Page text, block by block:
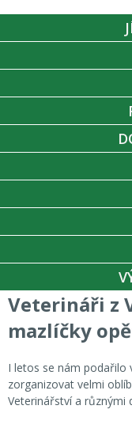
Veterináři z
mazlíčky
I letos se nám podařilo
zorganizovat velmi
Veterinářství a různými